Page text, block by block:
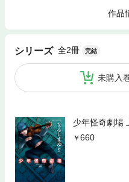
作品
シリーズ 全2冊 完結
未購入
少年怪奇劇場
660